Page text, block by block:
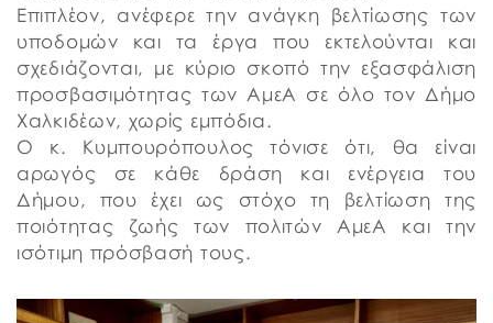
Επιπλέον, ανέφερε την ανάγκη βελτίωσης των
υποδομών και τα έργα που εκτελούνται και
σχεδιάζονται, με κύριο σκοπό την εξασφάλιση
προσβασιμότητας των ΑμεΑ σε όλο τον Δήμο
Χαλκιδέων, χωρίς εμπόδια.
Ο κ. Κυμπουρόπουλος τόνισε ότι, θα είναι
αρωγός σε κάθε δράση και ενέργεια του
Δήμου, που έχει ως στόχο τη βελτίωση της
ποιότητας ζωής των πολιτών ΑμεΑ και την
ισότιμη πρόσβασή τους.​​​